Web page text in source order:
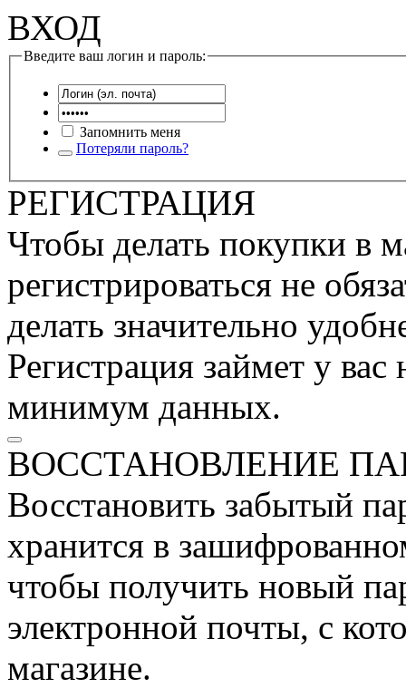
ВХОД
Введите ваш логин и пароль:
Запомнить меня
Потеряли пароль?
РЕГИСТРАЦИЯ
Чтобы делать покупки в
регистрироваться не
делать значительно
Регистрация займет у
минимум данных.
ВОССТАНОВЛЕНИЕ
Восстановить забытый
хранится в
чтобы получить новый
электронной почты, с
магазине.